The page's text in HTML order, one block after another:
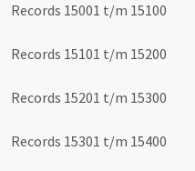
Records 15001 t/m 15100
Records 15101 t/m 15200
Records 15201 t/m 15300
Records 15301 t/m 15400